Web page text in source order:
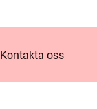
Kontakta oss